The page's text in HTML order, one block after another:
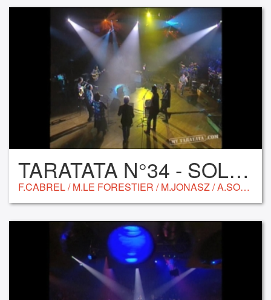
TARATATA N°34 - SOL EN SI
F.CABREL / M.LE FORESTIER / M.JONASZ / A.SOUCHON / MAURANNE / CATHERINE LARA